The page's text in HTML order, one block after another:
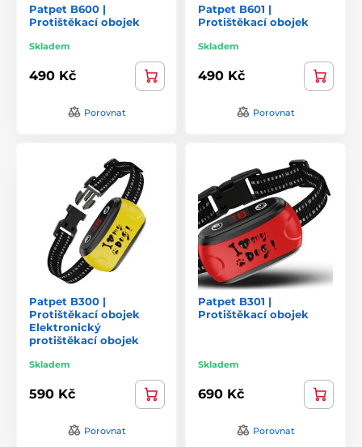
Patpet B600 |
Protištěkací obojek
Skladem
490 Kč
Porovnat
Patpet B601 |
Protištěkací obojek
Skladem
490 Kč
Porovnat
Patpet B300 |
Protištěkací obojek
Elektronický
protištěkací obojek
Skladem
590 Kč
Porovnat
Patpet B301 |
Protištěkací obojek
Skladem
690 Kč
Porovnat